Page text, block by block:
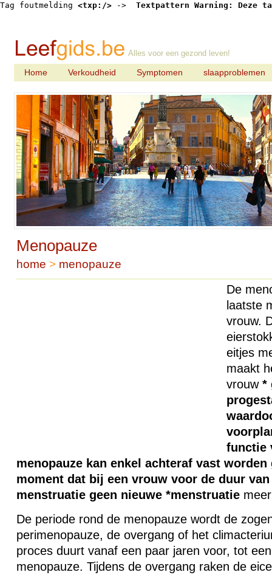
Tag foutmelding <txp:/> -> Textpattern Warning: Deze
Alles voor een gezond leven!
Home Verkoudheid Symptomen slaapproblemen
Menopauze
home > menopauze
De
laatste
vrouw.
eitjes
maakt
vrouw *
functie
menopauze kan enkel achteraf vast
moment dat bij een vrouw voor de duur
menstruatie geen nieuwe *menstruatiemeer
De periode rond de menopauze wordt de
perimenopauze, de overgang of het
proces duurt vanaf een paar jaren voor, tot
menopauze. Tijdens de overgang raken de